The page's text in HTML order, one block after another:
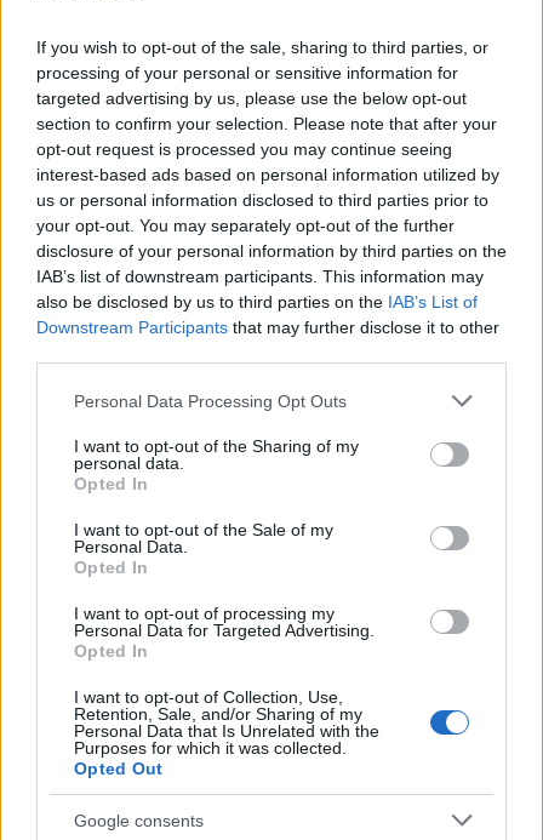
If you wish to opt-out of the sale, sharing to third parties, or
processing of your personal or sensitive information for
targeted advertising by us, please use the below opt-out
section to confirm your selection. Please note that after your
opt-out request is processed you may continue seeing
interest-based ads based on personal information utilized by
us or personal information disclosed to third parties prior to
your opt-out. You may separately opt-out of the further
disclosure of your personal information by third parties on the
IAB’s list of downstream participants. This information may
also be disclosed by us to third parties on the IAB’s List of
Downstream Participants that may further disclose it to other
Please note that this website/app uses one or more Google
not limited to your visit or usage behaviour. You may click to
grant or deny consent to Google and its third-party tags to
use your data for below specified purposes in below Google
consent section.
Personal Data Processing Opt Outs
I want to opt-out of the Sharing of my
personal data.
Opted In
I want to opt-out of the Sale of my
Personal Data.
Opted In
I want to opt-out of processing my
Personal Data for Targeted Advertising.
Opted In
I want to opt-out of Collection, Use,
Retention, Sale, and/or Sharing of my
Personal Data that Is Unrelated with the
Purposes for which it was collected.
Opted Out
Google consents
da Google News
Condividi l'articolo
F
a
ce
b
o
o
k
T
w
it
te
r
Pi
n
te
re
st
W
h
at
s
A
p
S
h
a
re
Articolo precedente
Prossimo articolo
NOTIZIE RECENTI
Auto prende fuoco sulla strada statale 125 a
Olbia, cosa è successo
Incidente sulla 125 a Olbia, due auto coinvolte:
danni ingenti
Auto finisce contro un muretto, un ferito ad
Arzachena